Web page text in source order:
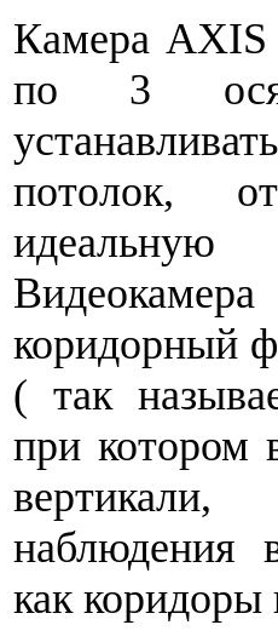
Камера AXIS
по 3
потолок,
коридорный
( так
при котором
наблюдения
как